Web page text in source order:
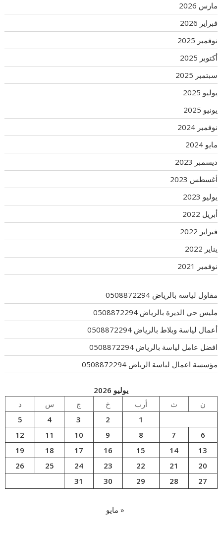
مارس 2026
فبراير 2026
نوفمبر 2025
أكتوبر 2025
سبتمبر 2025
يوليو 2025
يونيو 2025
نوفمبر 2024
مايو 2024
ديسمبر 2023
أغسطس 2023
يوليو 2023
أبريل 2022
فبراير 2022
يناير 2022
نوفمبر 2021
مقاول لياسه بالرياض 0508872294
مليس حي الديرة بالرياض 0508872294
أعمال لياسة وبلاط بالرياض 0508872294
افضل عامل لياسة بالرياض 0508872294
مؤسسة اعمال لياسة الرياض 0508872294
يوليو 2026
ن
ث أرب خ ج س
د
1
2
3
4
5
6
7
8
9
10
11
12
13
14
15
16
17
18
19
20
21
22
23
24
25
26
27
28
29
30
31
« مايو